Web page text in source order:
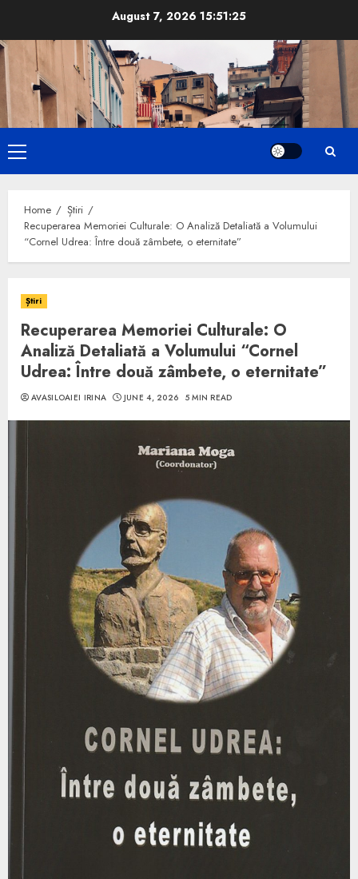
content
August 7, 2026 15:51:26
Primary
Menu
Home
Știri
Recuperarea Memoriei Culturale: O Analiză Detaliată a Volumului
“Cornel Udrea: Între două zâmbete, o eternitate”
Știri
Recuperarea Memoriei Culturale: O
Analiză Detaliată a Volumului “Cornel
Udrea: Între două zâmbete, o eternitate”
AVASILOAIEI IRINA JUNE 4, 2026 5 MIN READ